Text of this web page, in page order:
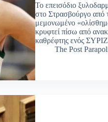
Το επεισόδιο
στο Στρασβούργο από
μεμονωμένο
κρυφτεί πίσω από
καθρέφτης ενός
The Post